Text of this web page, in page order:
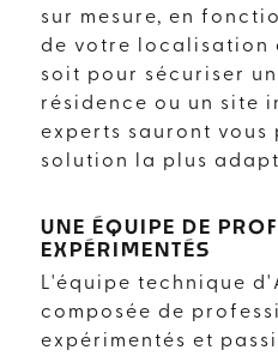
sur mesure, en
de votre localisation
soit pour sécuriser
résidence ou un site
experts sauront vous
solution la plus
UNE ÉQUIPE DE
EXPÉRIMENTÉS
L'équipe technique
composée de
expérimentés et